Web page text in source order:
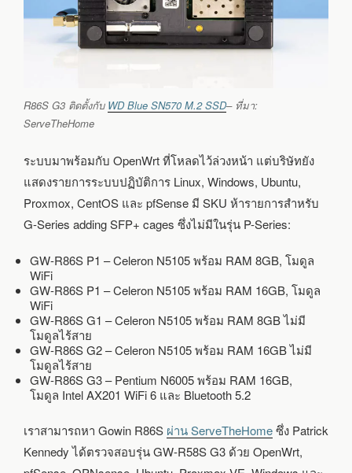
R86S G3 ติดตั้งกับ WD Blue SN570 M.2 SSD– ที่มา:
ServeTheHome
ระบบมาพร้อมกับ OpenWrt ที่โหลดไว้ล่วงหน้า แต่บริษัทยัง
แสดงรายการระบบปฏิบัติการ Linux, Windows, Ubuntu,
Proxmox, CentOS และ pfSense มี SKU ห้ารายการสำหรับ
G-Series adding SFP+ cages ซึ่งไม่มีในรุ่น P-Series:
GW-R86S P1 – Celeron N5105 พร้อม RAM 8GB, โมดูล
WiFi
GW-R86S P1 – Celeron N5105 พร้อม RAM 16GB, โมดูล
WiFi
GW-R86S G1 – Celeron N5105 พร้อม RAM 8GB ไม่มี
โมดูลไร้สาย
GW-R86S G2 – Celeron N5105 พร้อม RAM 16GB ไม่มี
โมดูลไร้สาย
GW-R86S G3 – Pentium N6005 พร้อม RAM 16GB,
โมดูล Intel AX201 WiFi 6 และ Bluetooth 5.2
เราสามารถหา Gowin R86S ผ่าน ServeTheHomeซึ่ง Patrick
Kennedy ได้ตรวจสอบรุ่น GW-R58S G3 ด้วย OpenWrt,